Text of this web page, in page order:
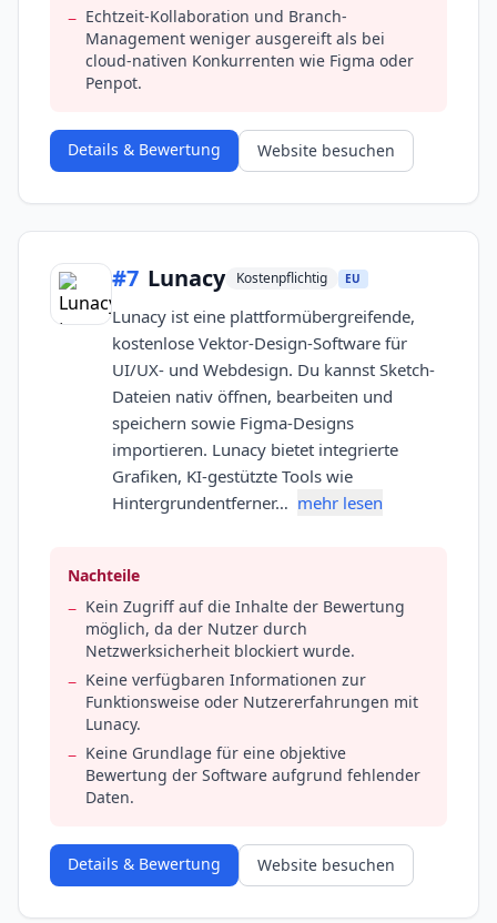
− Echtzeit-Kollaboration und Branch-
Management weniger ausgereift als bei
cloud-nativen Konkurrenten wie Figma oder
Penpot.
Details & Bewertung Website besuchen
#7 Lunacy Kostenpflichtig EU
Lunacy ist eine plattformübergreifende,
kostenlose Vektor-Design-Software für
UI/UX- und Webdesign. Du kannst Sketch-
Dateien nativ öffnen, bearbeiten und
speichern sowie Figma-Designs
importieren. Lunacy bietet integrierte
Grafiken, KI-gestützte Tools wie
Hintergrundentferner… mehr lesen
Nachteile
− Kein Zugriff auf die Inhalte der Bewertung
möglich, da der Nutzer durch
Netzwerksicherheit blockiert wurde.
− Keine verfügbaren Informationen zur
Funktionsweise oder Nutzererfahrungen mit
Lunacy.
− Keine Grundlage für eine objektive
Bewertung der Software aufgrund fehlender
Daten.
Details & Bewertung Website besuchen